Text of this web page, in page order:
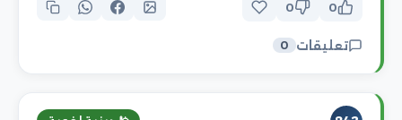
0
0
تعليقات 0